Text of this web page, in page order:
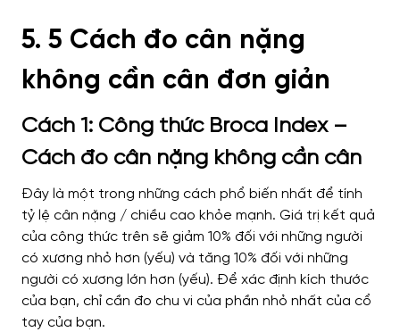
5. 5 Cách đo cân nặng
không cần cân đơn giản
Cách 1: Công thức Broca Index –
Cách đo cân nặng không cần cân
Đây là một trong những cách phổ biến nhất để tính
tỷ lệ cân nặng / chiều cao khỏe mạnh. Giá trị kết quả
của công thức trên sẽ giảm 10% đối với những người
có xương nhỏ hơn (yếu) và tăng 10% đối với những
người có xương lớn hơn (yếu). Để xác định kích thước
của bạn, chỉ cần đo chu vi của phần nhỏ nhất của cổ
tay của bạn.